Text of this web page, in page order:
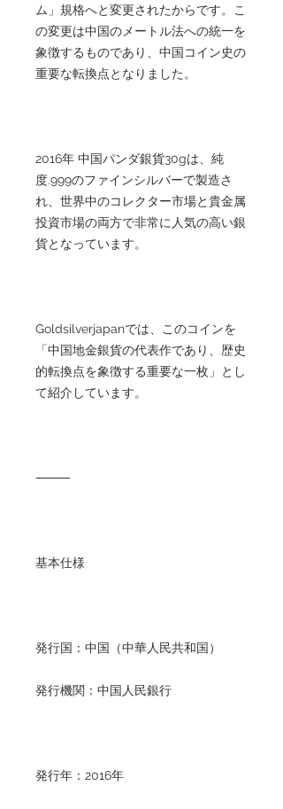
ム」規格へと変更されたからです。こ
の変更は中国のメートル法への統一を
象徴するものであり、中国コイン史の
重要な転換点となりました。
2016年 中国パンダ銀貨30gは、純
度.999のファインシルバーで製造さ
れ、世界中のコレクター市場と貴金属
投資市場の両方で非常に人気の高い銀
貨となっています。
Goldsilverjapanでは、このコインを
「中国地金銀貨の代表作であり、歴史
的転換点を象徴する重要な一枚」とし
て紹介しています。
⸻
基本仕様
発行国：中国（中華人民共和国）
発行機関：中国人民銀行
発行年：2016年